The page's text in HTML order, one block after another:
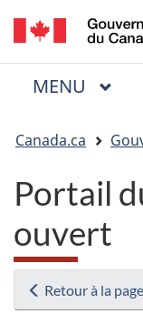
Menu
MENU
êtes
ici
Canada.ca
Portail
ouvert
Retour à la